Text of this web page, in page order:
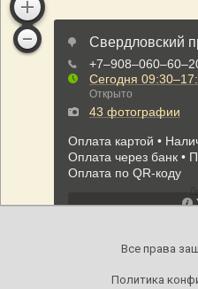
Все права
Политика